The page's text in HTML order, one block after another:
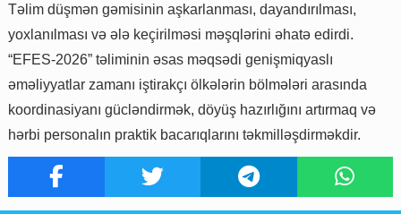
Təlim düşmən gəmisinin aşkarlanması, dayandırılması,
yoxlanılması və ələ keçirilməsi məşqlərini əhatə edirdi.
“EFES-2026” təliminin əsas məqsədi genişmiqyaslı
əməliyyatlar zamanı iştirakçı ölkələrin bölmələri arasında
koordinasiyanı gücləndirmək, döyüş hazırlığını artırmaq və
hərbi personalın praktik bacarıqlarını təkmilləşdirməkdir.